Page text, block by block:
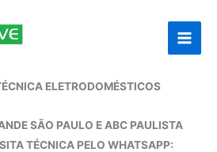
ELETRODOMÉSTICOS
SÃO PAULO E ABC PAULISTA
TÉCNICA PELO WHATSAPP: